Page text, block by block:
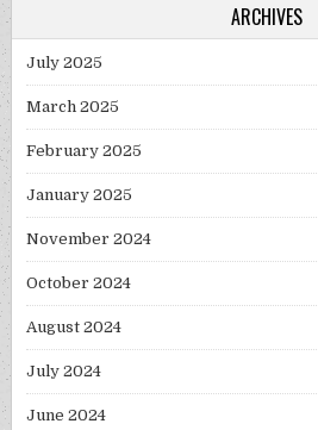
ARCHIVES
July 2025
March 2025
February 2025
January 2025
November 2024
October 2024
August 2024
July 2024
June 2024